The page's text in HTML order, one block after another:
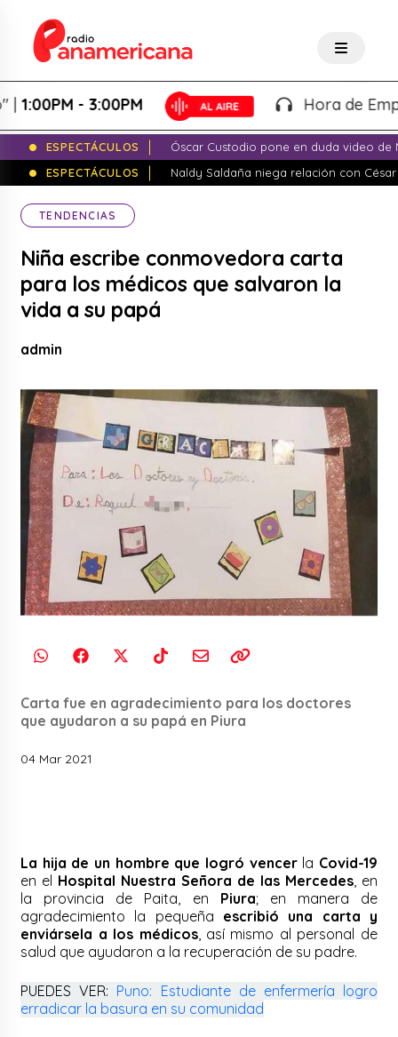
- 3:00PM Hora de
ESPECTÁCULOS
Óscar Custodio pone en duda video de
ESPECTÁCULOS
Naldy Saldaña niega relación con
TENDENCIAS
Niña escribe conmovedora carta
para los médicos que salvaron la
vida a su papá
admin
Carta fue en agradecimiento para los doctores
que ayudaron a su papá en Piura
04 Mar 2021
La hija de un hombre que logró vencerla Covid-19
en el Hospital Nuestra Señora de las Mercedes, en
la provincia de Paita, en Piura; en manera de
agradecimiento la pequeña escribió una carta y
enviársela a los médicos, así mismo al personal de
salud que ayudaron a la recuperación de su padre.
PUEDES VER: Puno: Estudiante de enfermería logro
erradicar la basura en su comunidad